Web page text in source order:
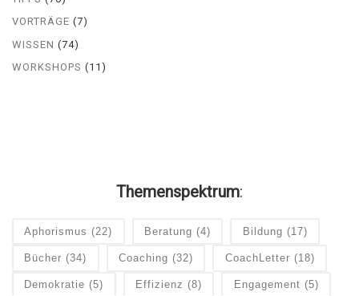
VORTRÄGE (7)
WISSEN (74)
WORKSHOPS (11)
Themenspektrum:
Aphorismus (22) Beratung (4) Bildung (17)
Bücher (34) Coaching (32) CoachLetter (18)
Demokratie (5) Effizienz (8) Engagement (5)